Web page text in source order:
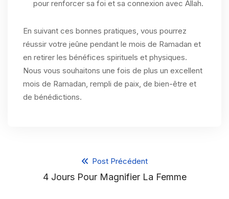
pour renforcer sa foi et sa connexion avec Allah.
En suivant ces bonnes pratiques, vous pourrez
réussir votre jeûne pendant le mois de Ramadan et
en retirer les bénéfices spirituels et physiques.
Nous vous souhaitons une fois de plus un excellent
mois de Ramadan, rempli de paix, de bien-être et
de bénédictions.
Post Précédent
4 Jours Pour Magnifier La Femme